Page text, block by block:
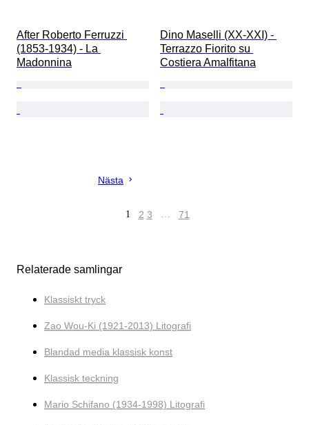
After Roberto Ferruzzi
(1853-1934) - La
Madonnina
Dino Maselli (XX-XXI) -
Terrazzo Fiorito su
Costiera Amalfitana
Nästa
1 2 3 … 71
Relaterade samlingar
Klassiskt tryck
Zao Wou-Ki (1921-2013) Litografi
Blandad media klassisk konst
Klassisk teckning
Mario Schifano (1934-1998) Litografi